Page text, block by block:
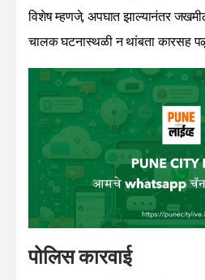
विशेष म्हणजे, अपघात झाल्यानंतर
चालक घटनास्थळी न थांबता कारसह
पोलिस कारवाई